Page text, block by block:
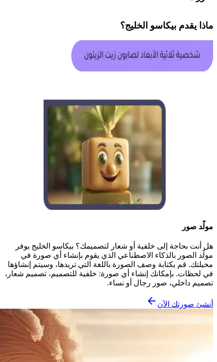
ماذا يقدم بيكاسو الخليج؟
مولّد صور
هل أنت بحاجة إلى خلفية أو شعار لتصميمك؟ بيكاسو الخليج يوفر
مولّد الصور بالذكاء الاصطناعي الذي يقوم بإنشاء أي صورة في
مخيلتك. قم بكتابة وصف الصورة باللغة التي تريدها، وسيتم إنشاؤها
في لحظات. بإمكانك إنشاء أي صورة: خلفية للتصميم، تصميم شعار،
تصميم داخلي، صور رجال أو نساء.
أنشئ صورتك الآن